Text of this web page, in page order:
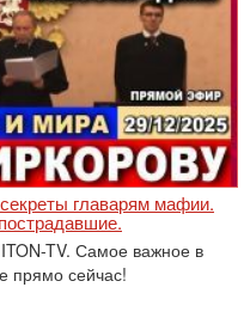
главарям мафии.
TV. Самое важное в
прямо сейчас!